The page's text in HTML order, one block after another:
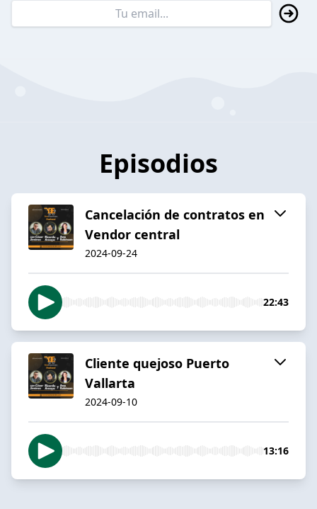
Episodios
Cancelación de contratos en
Vendor central
2024-09-24
22:43
Cliente quejoso Puerto
Vallarta
2024-09-10
13:16